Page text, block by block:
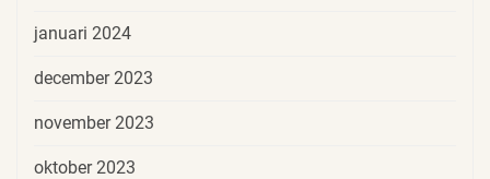
januari 2024
december 2023
november 2023
oktober 2023